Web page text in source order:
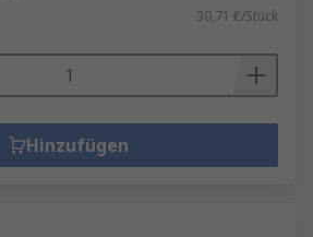
30,71 €/Stück
Hinzufügen